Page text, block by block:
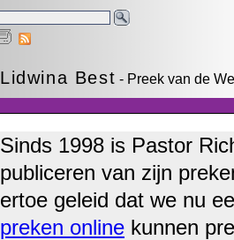
Lidwina Best - Preek van de
Sinds 1998 is Pastor
publiceren van zijn
ertoe geleid dat we nu
preken online kunnen